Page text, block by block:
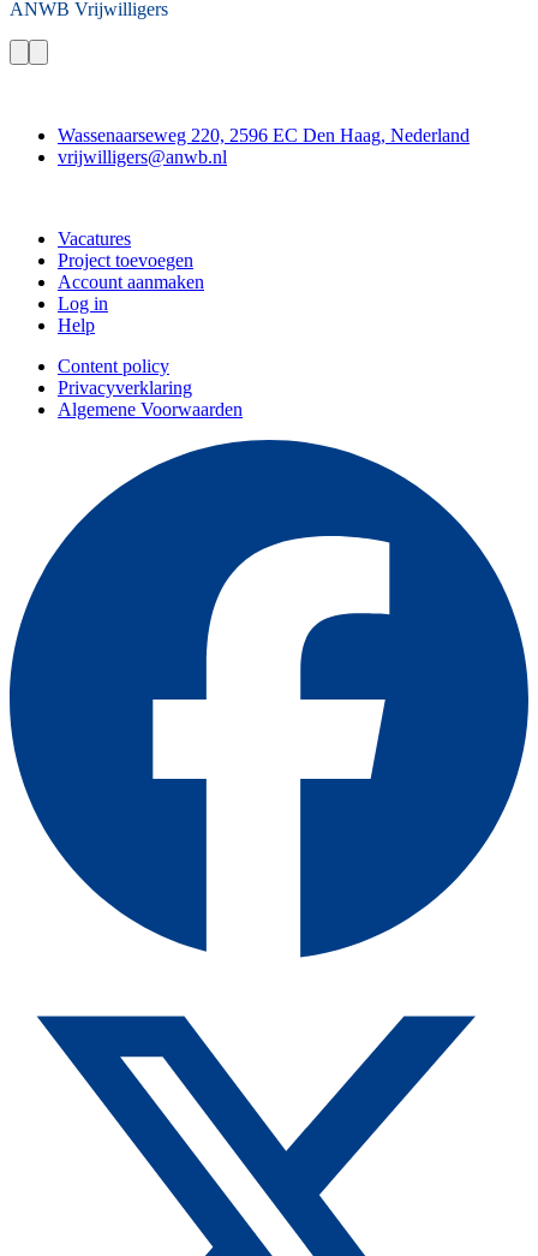
ANWB Vrijwilligers
Wassenaarseweg 220, 2596 EC Den Haag, Nederland
vrijwilligers@anwb.nl
Vacatures
Project toevoegen
Account aanmaken
Log in
Help
Content policy
Privacyverklaring
Algemene Voorwaarden